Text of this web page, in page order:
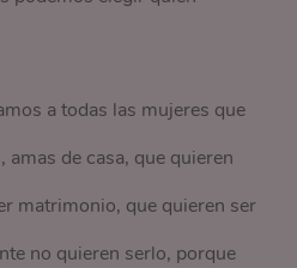
a todas las mujeres que
de casa, que quieren
matrimonio, que quieren ser
no quieren serlo, porque